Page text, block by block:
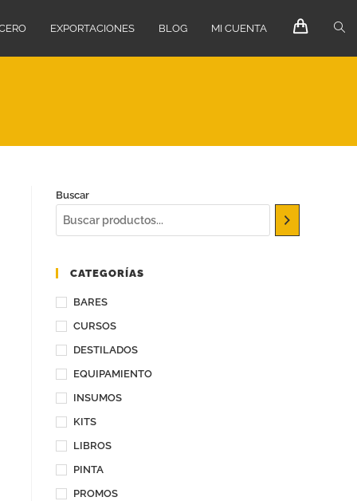
EXPORTACIONES BLOG MI CUENTA
Buscar
CATEGORÍAS
BARES
CURSOS
DESTILADOS
EQUIPAMIENTO
INSUMOS
KITS
LIBROS
PINTA
PROMOS